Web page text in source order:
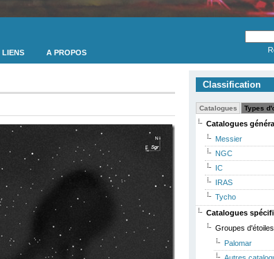
LIENS A PROPOS
Classification
Catalogues Types
Catalogues
Messier
NGC
IC
IRAS
Tycho
Catalogues
Groupes d'étoiles
Palomar